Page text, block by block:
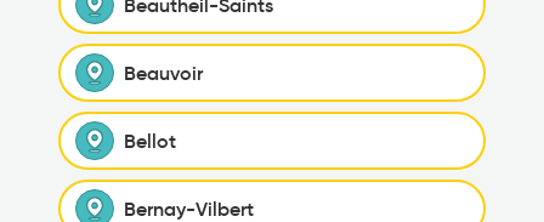
Beauvoir
Bellot
Bernay-Vilbert